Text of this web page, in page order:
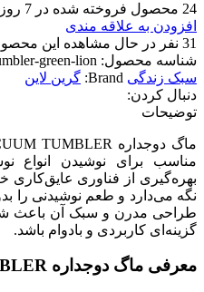
24 محصول فروخته شده در 7 روز
افزودن به علاقه مندی
31 نفر در حال مشاهده این
شناسه محصول: green-lion
سبک زندگی Brand: گرین لاین
دنبال کردن:
توضیحات
مناسب برای نوشیدن انواع
بهره‌گیری از فناوری عایق‌کاری
نگه می‌دارد و طعم نوشیدنی را
طراحی مدرن و سبک آن باعث
گزینه‌ای کاربردی و بادوام باشد.
معرفی ماگ دوجداره VACUUM TUMBLER گرین لاین